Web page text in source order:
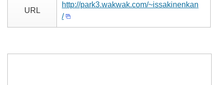
URL
http://park3.wakwak.com/~issakinenkan
/